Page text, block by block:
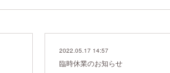
2022.05.17 14:57
臨時休業のお知らせ